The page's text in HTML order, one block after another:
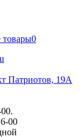
товары0
Патриотов, 19А
00